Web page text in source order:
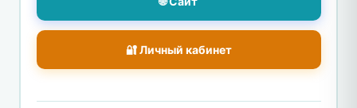
🔐 Личный кабинет